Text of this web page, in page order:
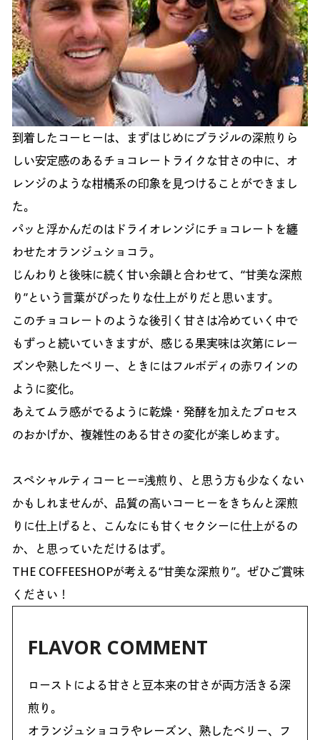
到着したコーヒーは、まずはじめにブラジルの深煎りら
しい安定感のあるチョコレートライクな甘さの中に、オ
レンジのような柑橘系の印象を見つけることができまし
た。
パッと浮かんだのはドライオレンジにチョコレートを纏
わせたオランジュショコラ。
じんわりと後味に続く甘い余韻と合わせて、“甘美な深煎
り”という言葉がぴったりな仕上がりだと思います。
このチョコレートのような後引く甘さは冷めていく中で
もずっと続いていきますが、感じる果実味は次第にレー
ズンや熟したベリー、ときにはフルボディの赤ワインの
ように変化。
あえてムラ感がでるように乾燥・発酵を加えたプロセス
のおかげか、複雑性のある甘さの変化が楽しめます。
スペシャルティコーヒー=浅煎り、と思う方も少なくない
かもしれませんが、品質の高いコーヒーをきちんと深煎
りに仕上げると、こんなにも甘くセクシーに仕上がるの
か、と思っていただけるはず。
THE COFFEESHOPが考える“甘美な深煎り”。ぜひご賞味
ください！
FLAVOR COMMENT
ローストによる甘さと豆本来の甘さが両方活きる深
煎り。
オランジュショコラやレーズン、熟したベリー、フ